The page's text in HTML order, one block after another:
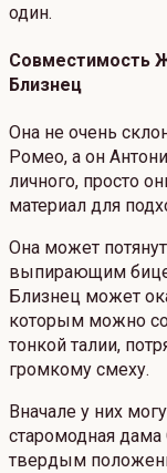
один.
Совместимость
Близнец
Она не очень
Ромео, а он
личного, просто
материал для
Она может
выпирающим
Близнец может
которым можно
тонкой талии,
громкому смеху.
Вначале у них
старомодная
твердым